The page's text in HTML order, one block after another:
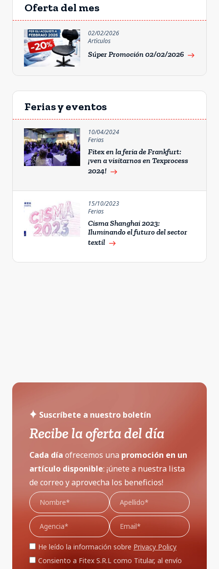
Oferta del mes
02/02/2026
Artìculos
Súper Promoción 02/02/2026 east
Ferias y eventos
10/04/2024
Ferias
Fitex en la feria de Frankfurt:
¡ven a visitarnos en Texprocess
2024! east
15/10/2023
Ferias
Cisma Shanghai 2023:
Iluminando el futuro del sector
textil east
Suscríbete a nuestro boletín
Recibe la oferta del día
Cada día ofrecemos una promoción en un
artículo disponible: ¡únete a nuestra lista
de correo y aprovecha los beneficios!
He leído la información sobre Privacy Policy
Consiento a Fitex S.R.L como Titular, al envío